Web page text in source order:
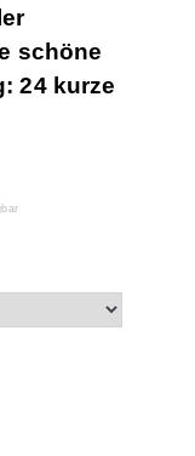
schöne
24 kurze